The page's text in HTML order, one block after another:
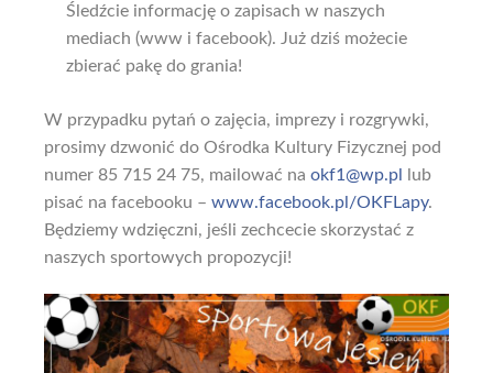
Śledźcie informację o zapisach w naszych
mediach (www i facebook). Już dziś możecie
zbierać pakę do grania!
W przypadku pytań o zajęcia, imprezy i rozgrywki,
prosimy dzwonić do Ośrodka Kultury Fizycznej pod
numer 85 715 24 75, mailować na okf1@wp.pl
lub
pisać na facebooku – www.facebook.pl/OKFLapy.
Będziemy wdzięczni, jeśli zechcecie skorzystać z
naszych sportowych propozycji!